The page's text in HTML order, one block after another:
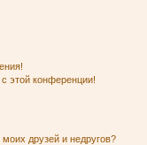
этой конференции!
друзей и недругов?